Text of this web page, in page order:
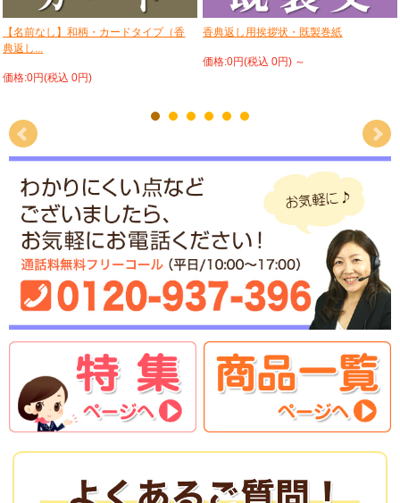
【名前なし】和柄・カードタイプ（香
典返し...
価格:0円(税込 0円)
香典返し用挨拶状・既製巻紙
価格:0円(税込 0円) ～